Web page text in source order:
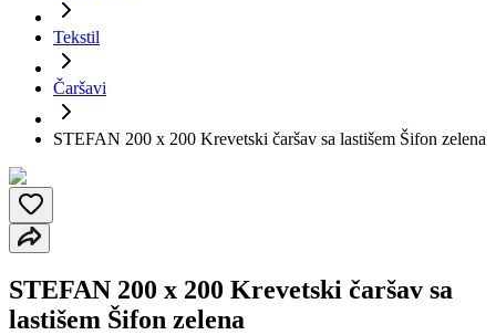
Tekstil
Čaršavi
STEFAN 200 x 200 Krevetski čaršav sa lastišem Šifon zelena
STEFAN 200 x 200 Krevetski čaršav sa
lastišem Šifon zelena